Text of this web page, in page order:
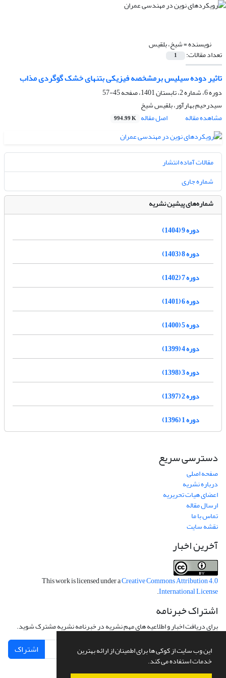
این وب سایت از کوکی ها برای اطمینان از ارائه بهترین
خدمات استفاده می کند.
نویسنده =شیخ، بلقیس
تعداد مقالات: 1
تاثیر دوده سیلیس برمشخصه فیزیکی بتنهای خشک گوگردی مذاب
دوره 6، شماره 2، تابستان 1401، صفحه
45-57
سیدرحیم بهارآور، بلقیس شیخ
مشاهده مقاله
اصل مقاله 994.99 K
مقالات آماده انتشار
شماره جاری
شماره‌های پیشین نشریه
دوره 9 (1404)
دوره 8 (1403)
دوره 7 (1402)
دوره 6 (1401)
دوره 5 (1400)
دوره 4 (1399)
دوره 3 (1398)
دوره 2 (1397)
دوره 1 (1396)
دسترسی سریع
صفحه اصلی
درباره نشریه
اعضای هیات تحریریه
ارسال مقاله
تماس با ما
نقشه سایت
آخرین اخبار
This work is licensed under aCreative Commons Attribution 4.0
International License
.
اشتراک خبرنامه
برای دریافت اخبار و اطلاعیه های مهم نشریه در خبرنامه نشریه مشترک شوید.
اشتراک